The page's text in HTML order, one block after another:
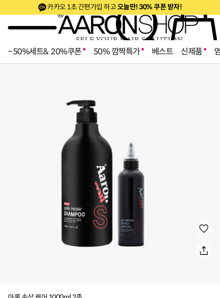
카카오 1초 간편가입 하고오늘만! 30% 쿠폰 받자!
~50%세트& 20%쿠폰 50% 깜짝특가 베스트 신제품